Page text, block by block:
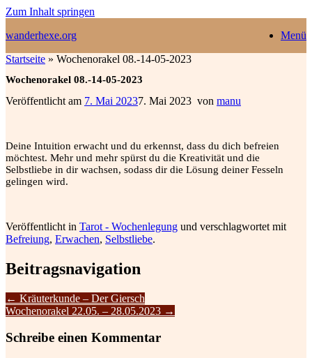
Zum Inhalt springen
wanderhexe.org
Menü
Startseite » Wochenorakel 08.-14-05-2023
Wochenorakel 08.-14-05-2023
Veröffentlicht am 7. Mai 20237. Mai 2023 von manu
Deine Intuition erwacht und du erkennst, dass du dich befreien
möchtest. Mehr und mehr spürst du die Kreativität und die
Selbstliebe in dir wachsen, sodass dir die Lösung deiner Fesseln
gelingen wird.
Veröffentlicht in Tarot - Wochenlegung und verschlagwortet mit
Befreiung, Erwachen, Selbstliebe.
Beitragsnavigation
← Kräuterkunde – Der Giersch
Wochenorakel 22.05. – 28.05.2023 →
Schreibe einen Kommentar